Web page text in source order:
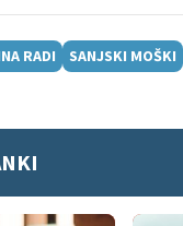
RADI SANJSKI MOŠKI